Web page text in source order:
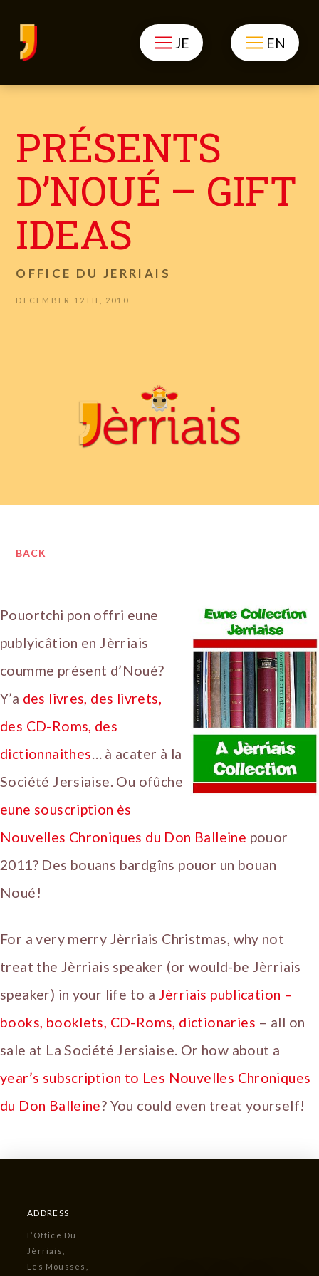
JE EN
PRÉSENTS
D’NOUÉ – GIFT
IDEAS
OFFICE DU JERRIAIS
DECEMBER 12TH, 2010
BACK
Pouortchi pon offri eune
publyicâtion en Jèrriais
coumme présent d’Noué?
Y’a des livres, des livrets,
des CD-Roms, des
dictionnaithes… à acater à la
Société Jersiaise. Ou ofûche
eune souscription ès
Nouvelles Chroniques du Don Balleine pouor
2011? Des bouans bardgîns pouor un bouan
Noué!
For a very merry Jèrriais Christmas, why not
treat the Jèrriais speaker (or would-be Jèrriais
speaker) in your life to a Jèrriais publication –
books, booklets, CD-Roms, dictionaries – all on
sale at La Société Jersiaise. Or how about a
year’s subscription to Les Nouvelles Chroniques
du Don Balleine? You could even treat yourself!
ADDRESS
L’Office Du
Jèrriais,
Les Mousses,